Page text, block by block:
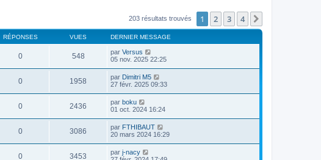
203 résultats trouvés 1 2 3 4
RÉPONSES VUES DERNIER MESSAGE
0 548 par Versus
05 nov. 2025 22:25
0 1958 par Dimitri M5
27 févr. 2025 09:33
0 2436 par boku
01 oct. 2024 16:24
0 3086 par FTHIBAUT
20 mars 2024 16:29
0 3453 par j-nacy